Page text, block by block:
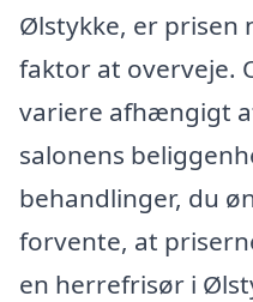
Ølstykke, er prisen
faktor at overveje.
variere afhængigt
salonens
behandlinger, du
forvente, at
en herrefrisør i